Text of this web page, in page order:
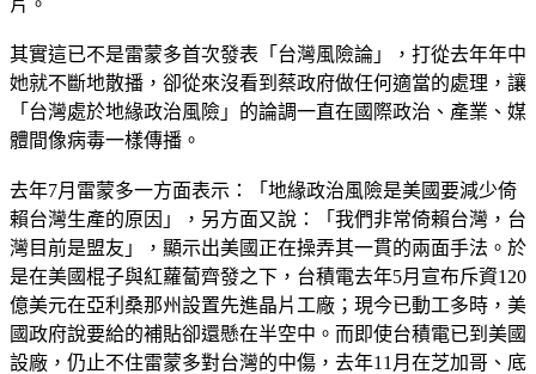
其實這已不是雷蒙多首次發表「台灣風險論」，打從去年年中
她就不斷地散播，卻從來沒看到蔡政府做任何適當的處理，讓
「台灣處於地緣政治風險」的論調一直在國際政治、產業、媒
體間像病毒一樣傳播。
去年7月雷蒙多一方面表示：「地緣政治風險是美國要減少倚
賴台灣生產的原因」，另方面又說：「我們非常倚賴台灣，台
灣目前是盟友」，顯示出美國正在操弄其一貫的兩面手法。於
是在美國棍子與紅蘿蔔齊發之下，台積電去年5月宣布斥資120
億美元在亞利桑那州設置先進晶片工廠；現今已動工多時，美
國政府說要給的補貼卻還懸在半空中。而即使台積電已到美國
設廠，仍止不住雷蒙多對台灣的中傷，去年11月在芝加哥、底